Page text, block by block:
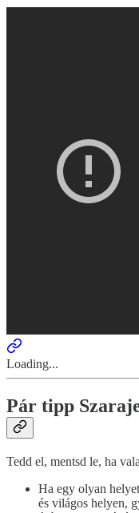
Loading...
Pár tipp
Tedd el, mentsd le, ha
Ha egy olyan
és világos helyen,